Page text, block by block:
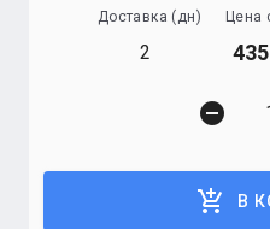
Доставка (дн)
2
Цена
remove_circle
add_shopping_cart В